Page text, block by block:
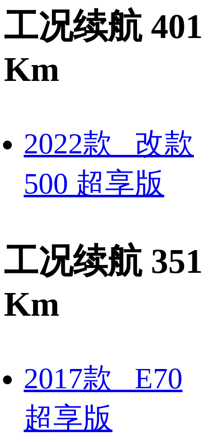
工况续航 401
Km
2022款 改款
500 超享版
工况续航 351
Km
2017款 E70
超享版